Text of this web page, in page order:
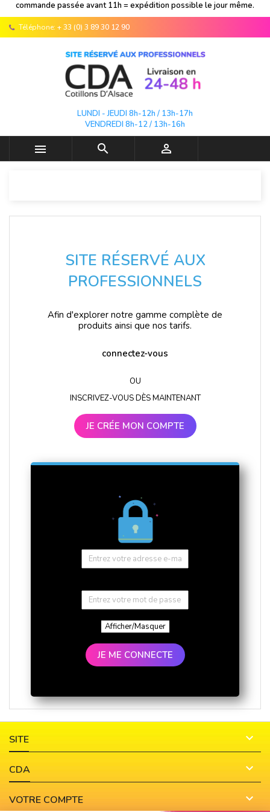
commande passée avant 11h = expédition possible le jour même.
Téléphone: + 33 (0) 3 89 30 12 90
LUNDI - JEUDI 8h-12h / 13h-17h
VENDREDI 8h-12 / 13h-16h
  
SITE RÉSERVÉ AUX
PROFESSIONNELS
Afin d'explorer notre gamme complète de
produits ainsi que nos tarifs.
connectez-vous
OU
INSCRIVEZ-VOUS DÈS MAINTENANT
JE CRÉE MON COMPTE
Afficher/Masquer
JE ME CONNECTE
SITE 
CDA 
VOTRE COMPTE 